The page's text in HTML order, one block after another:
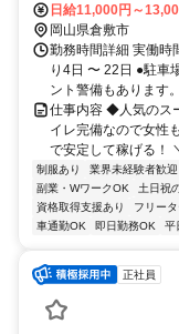
日給11,000円～
岡山県倉敷市
勤務時間詳細 実働時
り4日 〜 22日 ●駐車
ント警備もあります
仕事内容 ◆人気のス
イレ完備なので女性
で安定して稼げる！
制服あり 業界未経験者歓迎
副業・WワークOK
土日祝
資格取得支援あり
フリー
車通勤OK
即日勤務OK 平
正社員